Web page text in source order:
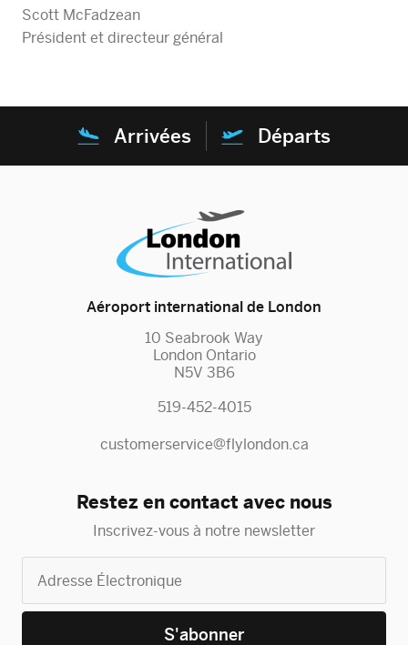
Arrivées Départs
Scott McFadzean
Président et directeur général
Aéroport international de London
10 Seabrook Way
London Ontario
N5V 3B6
519-452-4015
customerservice@flylondon.ca
Restez en contact avec nous
Inscrivez-vous à notre newsletter